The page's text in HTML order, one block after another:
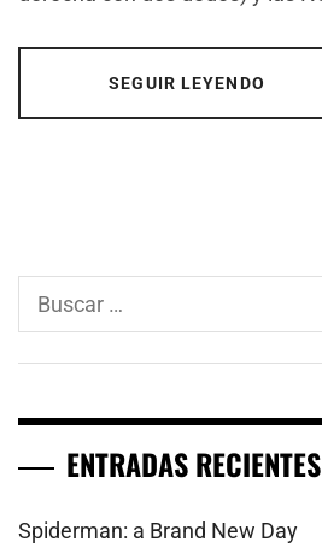
SEGUIR LEYENDO
Buscar:
ENTRADAS RECIENTES
Spiderman: a Brand New Day